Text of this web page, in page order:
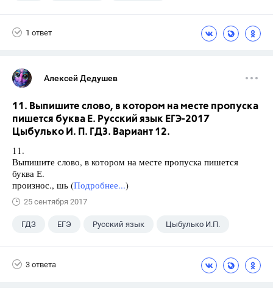
1 ответ
Алексей Дедушев
11. Выпишите слово, в котором на месте пропуска
пишется буква Е. Русский язык ЕГЭ-2017
Цыбулько И. П. ГДЗ. Вариант 12.
11.
Выпишите слово, в котором на месте пропуска пишется
буква Е.
произнос., шь (Подробнее...)
25 сентября 2017
ГДЗ ЕГЭ Русский язык Цыбулько И.П.
3 ответа